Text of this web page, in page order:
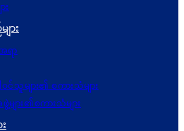
း
ျား
ရာ
ါဝင်သူများ၏ စကားသံများ
ဖွဲ့များ၏စကားသံများ